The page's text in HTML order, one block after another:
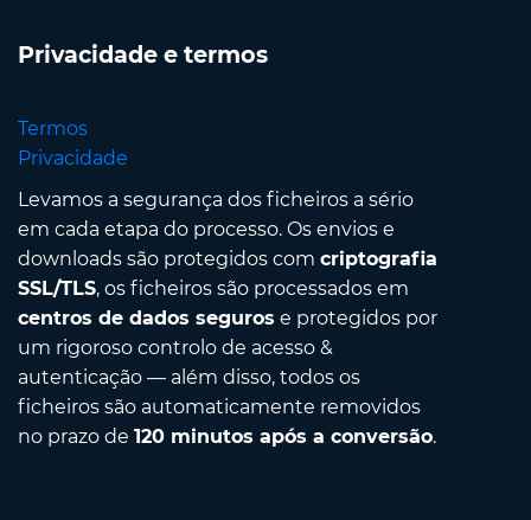
Privacidade e termos
Termos
Privacidade
Levamos a segurança dos ficheiros a sério
em cada etapa do processo. Os envios e
downloads são protegidos com criptografia
SSL/TLS, os ficheiros são processados em
centros de dados seguros e protegidos por
um rigoroso controlo de acesso &
autenticação — além disso, todos os
ficheiros são automaticamente removidos
no prazo de 120 minutos após a conversão.